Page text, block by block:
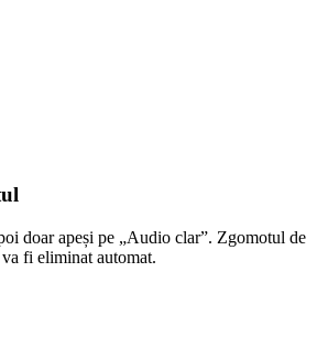
doar apeși pe „Audio clar”. Zgomotul de
fi eliminat automat.